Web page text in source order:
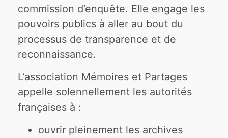
commission d’enquête. Elle engage les
pouvoirs publics à aller au bout du
processus de transparence et de
reconnaissance.
L’association Mémoires et Partages
appelle solennellement les autorités
françaises à :
ouvrir pleinement les archives